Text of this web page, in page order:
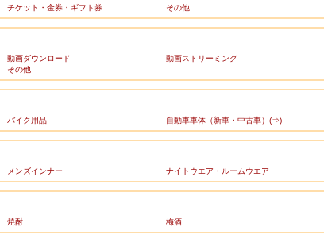
チケット・金券・ギフト券 その他
動画ダウンロード 動画ストリーミング
その他
バイク用品 自動車車体（新車・中古車）(⇒)
メンズインナー ナイトウエア・ルームウエア
焼酎 梅酒